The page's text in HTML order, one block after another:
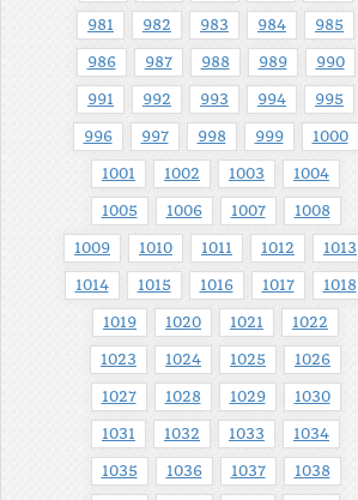
981 982 983 984 985
986 987 988 989 990
991 992 993 994 995
996 997 998 999 1000
1001 1002 1003 1004
1005 1006 1007 1008
1009 1010 1011 1012 1013
1014 1015 1016 1017 1018
1019 1020 1021 1022
1023 1024 1025 1026
1027 1028 1029 1030
1031 1032 1033 1034
1035 1036 1037 1038